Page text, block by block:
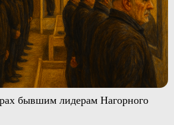
бывшим лидерам Нагорного